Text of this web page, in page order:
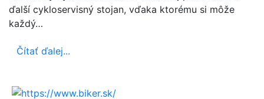
ďalší cykloservisný stojan, vďaka ktorému si môže
každý…
Čítať ďalej...